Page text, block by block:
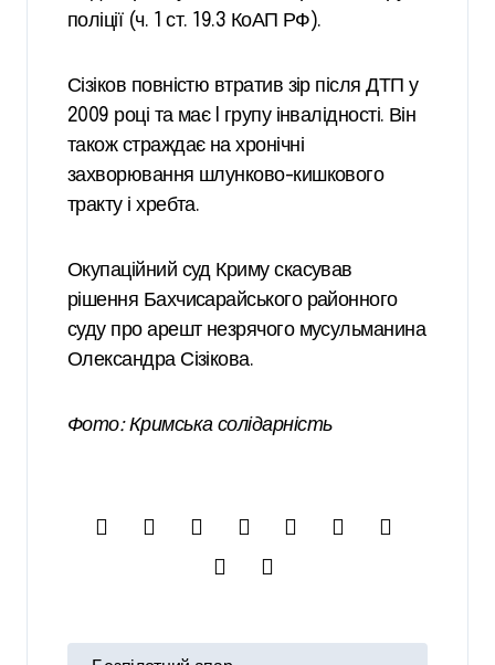
поліції (ч. 1 ст. 19.3 КоАП РФ).
Сізіков повністю втратив зір після ДТП у
2009 році та має I групу інвалідності. Він
також страждає на хронічні
захворювання шлунково-кишкового
тракту і хребта.
Окупаційний суд Криму скасував
рішення Бахчисарайського районного
суду про арешт незрячого мусульманина
Олександра Сізікова.
Фото: Кримська солідарність